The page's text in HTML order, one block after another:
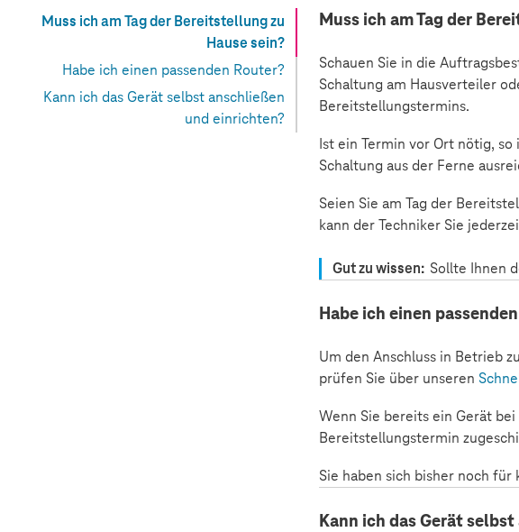
Muss ich am Tag der Bereitstellung zu
Hause sein?
Habe ich einen passenden Router?
Kann ich das Gerät selbst anschließen
und einrichten?
Muss ich am Tag der
Schauen Sie in die
Schaltung am Hausverteiler
Bereitstellungstermins.
Ist ein Termin vor Ort nötig,
Schaltung aus der Ferne
Seien Sie am Tag der
kann der Techniker Sie
Gut zu wissen: Sollte Ihnen
Habe ich einen
Um den Anschluss in Betrieb
prüfen Sie über unseren
Wenn Sie bereits ein Gerät
Bereitstellungstermin
Sie haben sich bisher noch
Kann ich das Gerät